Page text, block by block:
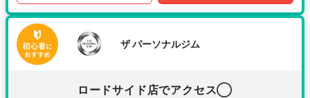
ザ パーソナルジム
ロードサイド店でアクセス◯